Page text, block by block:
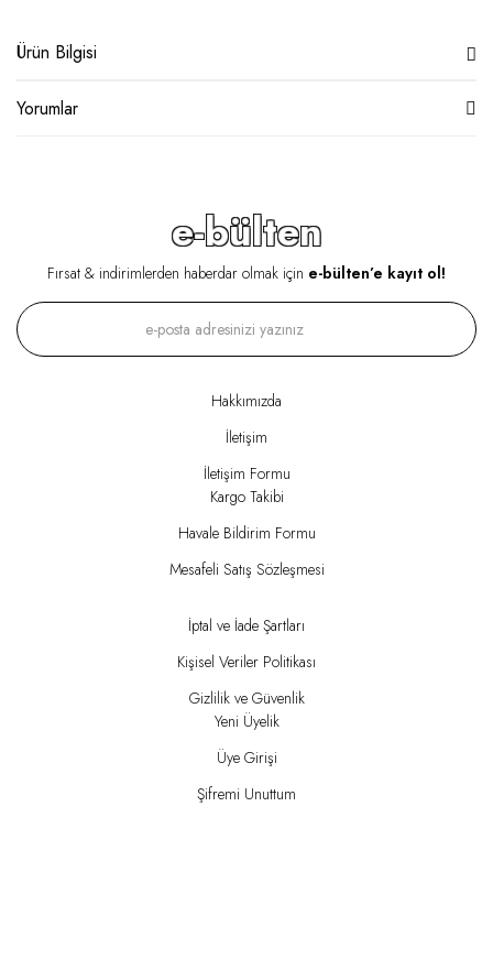
Ürün Bilgisi
Yorumlar
e-bülten
Fırsat & indirimlerden haberdar olmak için e-bülten’e kayıt ol!
Hakkımızda
İletişim
İletişim Formu
Kargo Takibi
Havale Bildirim Formu
Mesafeli Satış Sözleşmesi
İptal ve İade Şartları
Kişisel Veriler Politikası
Gizlilik ve Güvenlik
Yeni Üyelik
Üye Girişi
Şifremi Unuttum